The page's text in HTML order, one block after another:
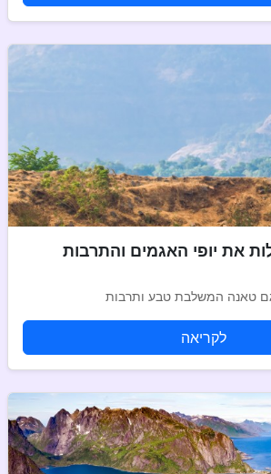
את יופי האגמים והתרבות
טאנה המשלבת טבע ותרבות
לקריאה